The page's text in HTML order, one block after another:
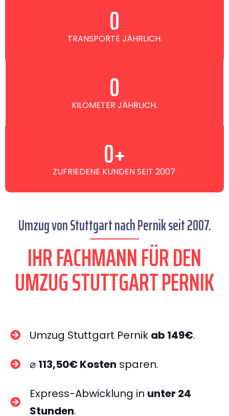
TRANSPORTE JÄHRLICH.
0
KILOMETER JÄHRLICH.
0
ZUFRIEDENE KUNDEN SEIT 2007.
0+
Umzug von Stuttgart nach Pernik seit 2007.
IHR FACHMANN FÜR DEN
UMZUG STUTTGART PERNIK
Umzug Stuttgart Pernik ab 149€.
⌀ 113,50€ Kosten sparen.
Express-Abwicklung in unter 24
Stunden.